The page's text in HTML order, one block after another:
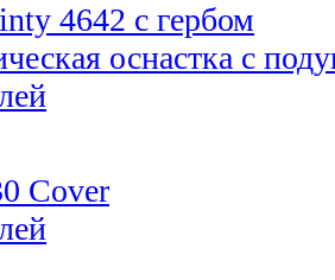
4642 с гербом
оснастка с
Cover